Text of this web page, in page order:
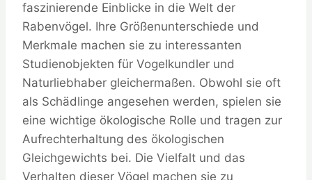
faszinierende Einblicke in die Welt der
Rabenvögel. Ihre Größenunterschiede und
Merkmale machen sie zu interessanten
Studienobjekten für Vogelkundler und
Naturliebhaber gleichermaßen. Obwohl sie oft
als Schädlinge angesehen werden, spielen sie
eine wichtige ökologische Rolle und tragen zur
Aufrechterhaltung des ökologischen
Gleichgewichts bei. Die Vielfalt und das
Verhalten dieser Vögel machen sie zu